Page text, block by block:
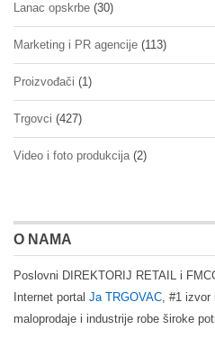
Lanac opskrbe (30)
Marketing i PR agencije (113)
Proizvođači (1)
Trgovci (427)
Video i foto produkcija(2)
O NAMA
Poslovni DIREKTORIJ RETAIL i
Internet portal Ja TRGOVAC, #1 izvor
maloprodaje i industrije robe široke